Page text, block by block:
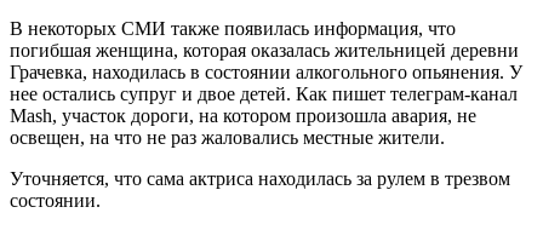
В некоторых СМИ также появилась информация, что
погибшая женщина, которая оказалась жительницей деревни
Грачевка, находилась в состоянии алкогольного опьянения. У
нее остались супруг и двое детей. Как пишет телеграм-канал
Mash, участок дороги, на котором произошла авария, не
освещен, на что не раз жаловались местные жители.
Уточняется, что сама актриса находилась за рулем в трезвом
состоянии.